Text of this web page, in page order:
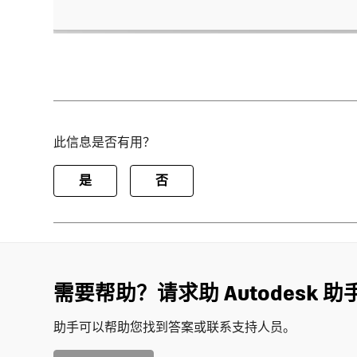
此信息是否有用？
是 否
需要帮助？请求助 Autodesk 助手
助手可以帮助您找到答案或联系支持人员。